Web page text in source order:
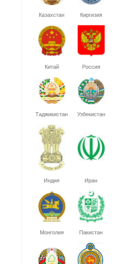
Казахстан Киргизия
Китай Россия
Таджикистан Узбекистан
Индия Иран
Монголия Пакистан